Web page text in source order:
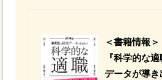
＜書籍情報＞
『科学的な
データが導